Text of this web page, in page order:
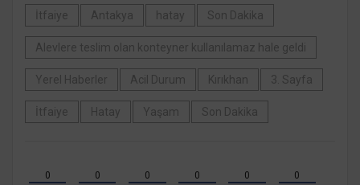
İtfaiye Antakya hatay Son Dakika
Alevlere teslim olan konteyner kullanılamaz hale geldi
Yerel Haberler Acil Durum Kırıkhan 3. Sayfa
İtfaiye Hatay Yaşam Son Dakika
0 0 0 0 0 0